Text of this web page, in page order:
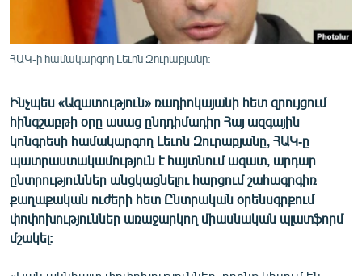
ՏՏ ԵՒ ԻՆՏԵՐՆԵՏ
ՏԵՍԱՆՅՈՒԹԵՐ
ԲԱՆԱՎԵՃ
ՁԳՏԵԼՈՎ ԼԱՎԱԳՈՒՅՆԻՆ
ՓՈԴՔԱՍԹ
Հայերեն
ՀԱԿ-ի համակարգող Լեւոն Զուրաբյանը:
Ինչպես «Ազատություն» ռադիոկայանի հետ զրույցում
հինգշաբթի օրը ասաց ընդդիմադիր Հայ ազգային
կոնգրեսի համակարգող Լեւոն Զուրաբյանը, ՀԱԿ-ը
պատրաստակամություն է հայտնում ազատ, արդար
ընտրություններ անցկացնելու հարցում շահագրգիռ
քաղաքական ուժերի հետ Ընտրական օրենսգրքում
փոփոխություններ առաջարկող միասնական պլատֆորմ
մշակել: